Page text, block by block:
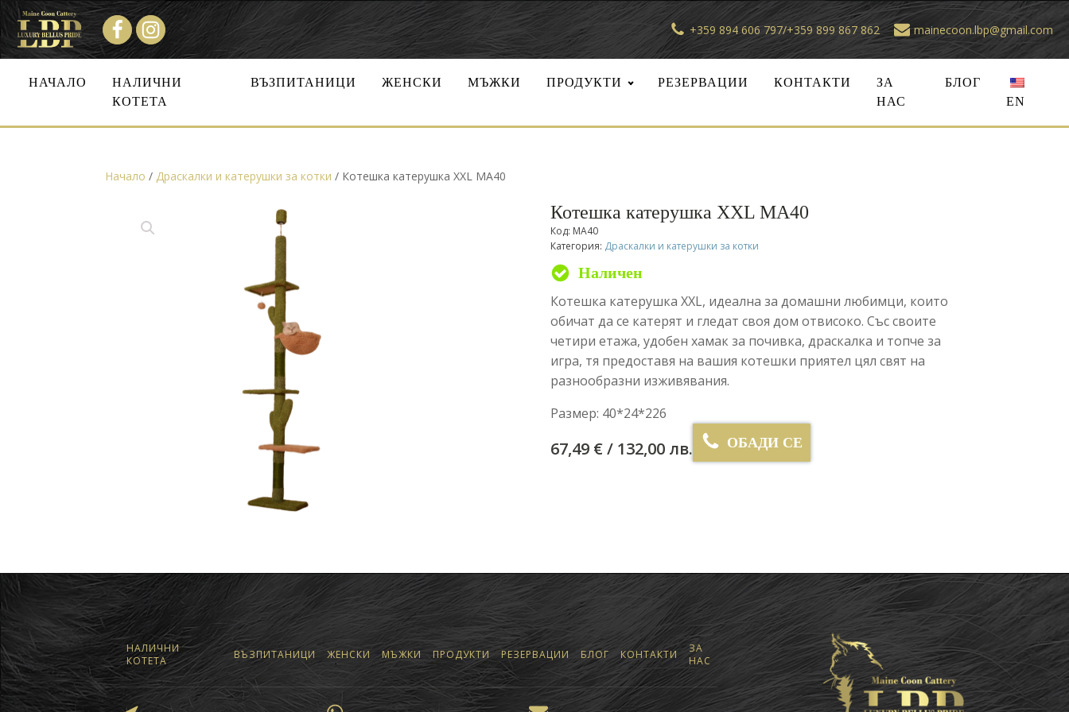
+359 894 606 797/+359 899 867 862 mainecoon.lbp@gmail.com
НАЧАЛО
НАЛИЧНИ
КОТЕТА
ВЪЗПИТАНИЦИ ЖЕНСКИ МЪЖКИ ПРОДУКТИ РЕЗЕРВАЦИИ КОНТАКТИ
ЗА
НАС
БЛОГ
EN
Начало / Драскалки и катерушки за котки / Котешка катерушка XXL MA40
Котешка катерушка XXL MA40
Код: MA40
Категория: Драскалки и катерушки за котки
Наличен
Котешка катерушка XXL, идеална за домашни любимци, които
обичат да се катерят и гледат своя дом отвисоко. Със своите
четири етажа, удобен хамак за почивка, драскалка и топче за
игра, тя предоставя на вашия котешки приятел цял свят на
разнообразни изживявания.
Размер: 40*24*226
67,49 €/ 132,00 лв. ОБАДИ СЕ
НАЛИЧНИ
КОТЕТА
ВЪЗПИТАНИЦИ ЖЕНСКИ МЪЖКИ ПРОДУКТИ РЕЗЕРВАЦИИ БЛОГ КОНТАКТИ
ЗА
НАС
Разгледайте продуктите
ни за котки
КЪМ ПРОДУКТИТЕ